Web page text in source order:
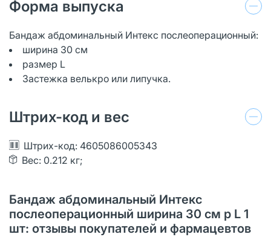
Форма выпуска
Бандаж абдоминальный Интекс послеоперационный:
ширина 30 см
размер L
Застежка велькро или липучка.
Штрих-код и вес
Штрих-код: 4605086005343
Вес: 0.212 кг;
Бандаж абдоминальный Интекс
послеоперационный ширина 30 см р L 1
шт: отзывы покупателей и фармацевтов